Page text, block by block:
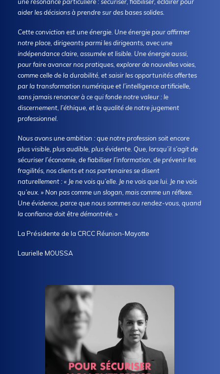
aider les décisions à prendre sur des bases solides.
Cette conviction est une énergie. Une énergie pour affirmer
notre place, dirigeants parmi les dirigeants, avec une
indépendance claire, assumée et lisible. Une énergie aussi,
pour faire avancer nos pratiques, explorer de nouvelles voies,
comme celle de la durabilité, et saisir les opportunités offertes
par la transformation numérique et l’intelligence artificielle,
sans jamais renoncer à ce qui fonde notre valeur : le
discernement, l’éthique, et la qualité de notre jugement
professionnel.
Nous avons une ambition : que notre profession soit encore
plus visible, plus audible, plus évidente. Que, lorsqu’il s’agit de
sécuriser l’économie, de fiabiliser l’information, de prévenir les
fragilités, nos clients et nos partenaires se disent
naturellement : « Je ne vois qu’elle. Je ne vois que lui. Je ne vois
qu’eux. » Non pas comme un slogan, mais comme un réflexe.
Une évidence, parce que nous sommes au rendez-vous, quand
la confiance doit être démontrée. »
La Présidente de la CRCC Réunion-Mayotte
Laurielle MOUSSA